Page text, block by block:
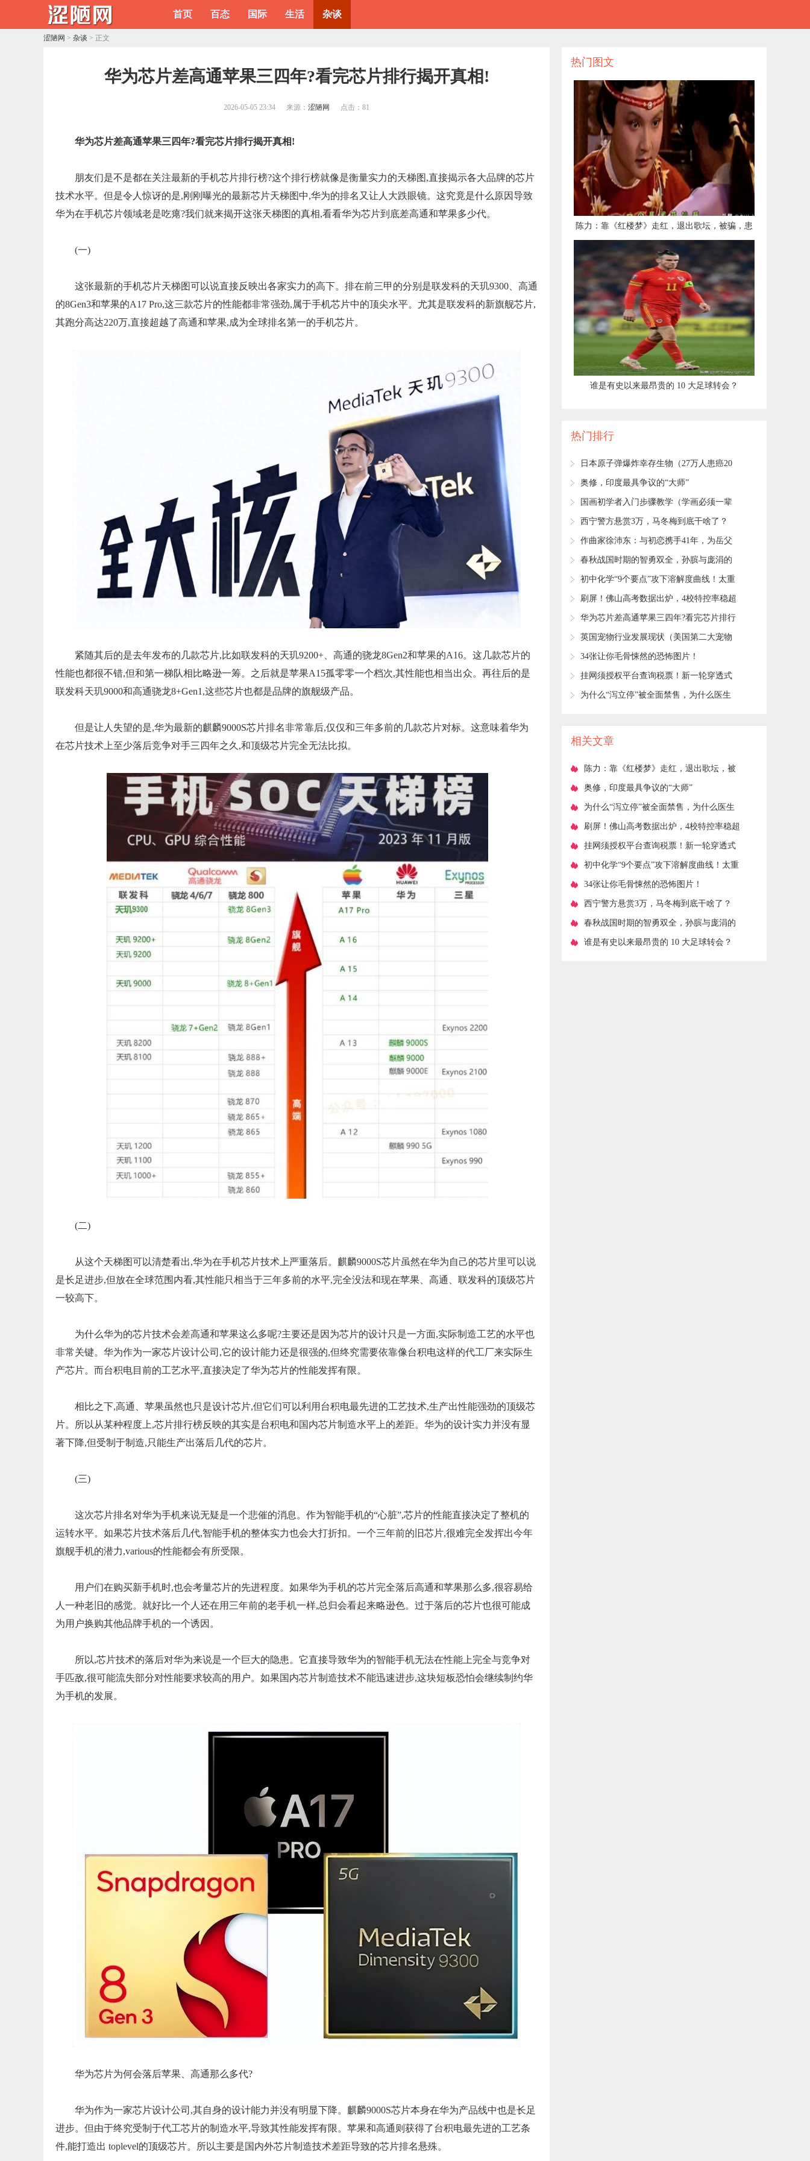
首页 百态 国际 生活 杂谈
涩陋网 > 杂谈 > 正文
​华为芯片差高通苹果三四年?看完芯片排行揭开真相!
2026-05-05 23:34 来源： 涩陋网 点击： 81
华为芯片差高通苹果三四年?看完芯片排行揭开真相!
朋友们是不是都在关注最新的手机芯片排行榜?这个排行榜就像是衡量实力的天梯图,直接揭示各大品牌的芯片
技术水平。但是令人惊讶的是,刚刚曝光的最新芯片天梯图中,华为的排名又让人大跌眼镜。这究竟是什么原因导致
华为在手机芯片领域老是吃瘪?我们就来揭开这张天梯图的真相,看看华为芯片到底差高通和苹果多少代。
(一)
这张最新的手机芯片天梯图可以说直接反映出各家实力的高下。排在前三甲的分别是联发科的天玑9300、高通
的8Gen3和苹果的A17 Pro,这三款芯片的性能都非常强劲,属于手机芯片中的顶尖水平。尤其是联发科的新旗舰芯片,
其跑分高达220万,直接超越了高通和苹果,成为全球排名第一的手机芯片。
紧随其后的是去年发布的几款芯片,比如联发科的天玑9200+、高通的骁龙8Gen2和苹果的A16。这几款芯片的
性能也都很不错,但和第一梯队相比略逊一筹。之后就是苹果A15孤零零一个档次,其性能也相当出众。再往后的是
联发科天玑9000和高通骁龙8+Gen1,这些芯片也都是品牌的旗舰级产品。
但是让人失望的是,华为最新的麒麟9000S芯片排名非常靠后,仅仅和三年多前的几款芯片对标。这意味着华为
在芯片技术上至少落后竞争对手三四年之久,和顶级芯片完全无法比拟。
(二)
从这个天梯图可以清楚看出,华为在手机芯片技术上严重落后。麒麟9000S芯片虽然在华为自己的芯片里可以说
是长足进步,但放在全球范围内看,其性能只相当于三年多前的水平,完全没法和现在苹果、高通、联发科的顶级芯片
一较高下。
为什么华为的芯片技术会差高通和苹果这么多呢?主要还是因为芯片的设计只是一方面,实际制造工艺的水平也
非常关键。华为作为一家芯片设计公司,它的设计能力还是很强的,但终究需要依靠像台积电这样的代工厂来实际生
产芯片。而台积电目前的工艺水平,直接决定了华为芯片的性能发挥有限。
相比之下,高通、苹果虽然也只是设计芯片,但它们可以利用台积电最先进的工艺技术,生产出性能强劲的顶级芯
片。所以从某种程度上,芯片排行榜反映的其实是台积电和国内芯片制造水平上的差距。华为的设计实力并没有显
著下降,但受制于制造,只能生产出落后几代的芯片。
(三)
这次芯片排名对华为手机来说无疑是一个悲催的消息。作为智能手机的“心脏”,芯片的性能直接决定了整机的
运转水平。如果芯片技术落后几代,智能手机的整体实力也会大打折扣。一个三年前的旧芯片,很难完全发挥出今年
旗舰手机的潜力,various的性能都会有所受限。
用户们在购买新手机时,也会考量芯片的先进程度。如果华为手机的芯片完全落后高通和苹果那么多,很容易给
人一种老旧的感觉。就好比一个人还在用三年前的老手机一样,总归会看起来略逊色。过于落后的芯片也很可能成
为用户换购其他品牌手机的一个诱因。
所以,芯片技术的落后对华为来说是一个巨大的隐患。它直接导致华为的智能手机无法在性能上完全与竞争对
手匹敌,很可能流失部分对性能要求较高的用户。如果国内芯片制造技术不能迅速进步,这块短板恐怕会继续制约华
为手机的发展。
华为芯片为何会落后苹果、高通那么多代?
华为作为一家芯片设计公司,其自身的设计能力并没有明显下降。麒麟9000S芯片本身在华为产品线中也是长足
进步。但由于终究受制于代工芯片的制造水平,导致其性能发挥有限。苹果和高通则获得了台积电最先进的工艺条
件,能打造出 toplevel的顶级芯片。所以主要是国内外芯片制造技术差距导致的芯片排名悬殊。
热门图文
​陈力：靠《红楼梦》走红，退出歌坛，被骗，患
癌，现今活成了怎样
​谁是有史以来最昂贵的 10 大足球转会？
热门排行
日本原子弹爆炸幸存生物（27万人患癌20
万人残障）
​奥修，印度最具争议的“大师”
国画初学者入门步骤教学（学画必须一辈
子练功）
​西宁警方悬赏3万，马冬梅到底干啥了？
作曲家徐沛东：与初恋携手41年，为岳父
和小姨做媒，一家人很幸福
​春秋战国时期的智勇双全，孙膑与庞涓的
恩怨！
​初中化学“9个要点”攻下溶解度曲线！太重
要了
​刷屏！佛山高考数据出炉，4校特控率稳超
90%！
​华为芯片差高通苹果三四年?看完芯片排行
揭开真相!
英国宠物行业发展现状（美国第二大宠物
连锁Petco是怎么差异化发展的）
​34张让你毛骨悚然的恐怖图片！
​挂网须授权平台查询税票！新一轮穿透式
查账来了
​为什么“泻立停”被全面禁售，为什么医生
相关文章
​陈力：靠《红楼梦》走红，退出歌坛，被
骗，患癌，现今活成了怎样
​奥修，印度最具争议的“大师”
​为什么“泻立停”被全面禁售，为什么医生
说它安全性低？一文解答
​刷屏！佛山高考数据出炉，4校特控率稳超
90%！
​挂网须授权平台查询税票！新一轮穿透式
查账来了
​初中化学“9个要点”攻下溶解度曲线！太重
要了
​34张让你毛骨悚然的恐怖图片！
​西宁警方悬赏3万，马冬梅到底干啥了？
​春秋战国时期的智勇双全，孙膑与庞涓的
恩怨！
​谁是有史以来最昂贵的 10 大足球转会？